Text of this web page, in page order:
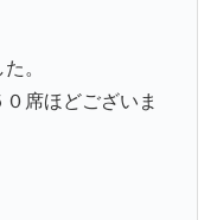
。
席ほどございま